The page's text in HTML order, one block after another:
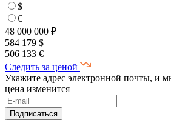
$
€
48 000 000 ₽
584 179 $
506 133 €
Следить за ценой
Укажите адрес электронной почты, и
цена изменится